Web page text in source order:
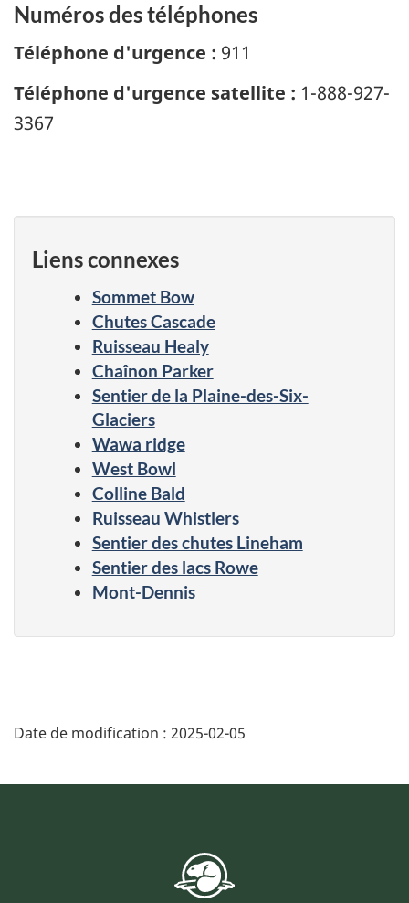
Numéros des téléphones
Téléphone d'urgence : 911
Téléphone d'urgence satellite : 1-888-927-
3367
Liens connexes
Sommet Bow
Chutes Cascade
Ruisseau Healy
Chaînon Parker
Sentier de la Plaine-des-Six-
Glaciers
Wawa ridge
West Bowl
Colline Bald
Ruisseau Whistlers
Sentier des chutes Lineham
Sentier des lacs Rowe
Mont-Dennis
Date de modification : 2025-02-05